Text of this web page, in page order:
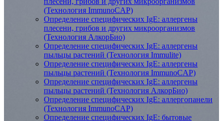
(Технология ImmunoCAP)
Определение специфических IgE: аллергены
плесени, грибов и других микроорганизмов
(Технология АлкорБио)
Определение специфических IgE: аллергены
пыльцы растений (Технология Immulite)
Определение специфических IgE: аллергены
пыльцы растений (Технология ImmunoCAP)
Определение специфических IgE: аллергены
пыльцы растений (Технология АлкорБио)
Определение специфических IgE: аллергопанели
(Технология ImmunoCAP)
Определение специфических IgE: бытовые